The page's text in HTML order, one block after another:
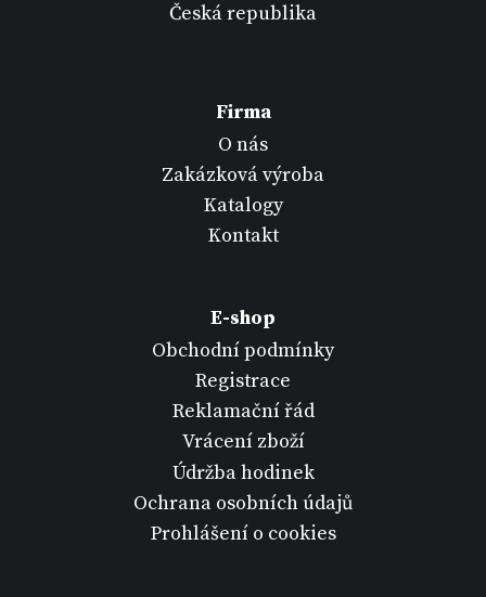
Česká republika
Firma
O nás
Zakázková výroba
Katalogy
Kontakt
E-shop
Obchodní podmínky
Registrace
Reklamační řád
Vrácení zboží
Údržba hodinek
Ochrana osobních údajů
Prohlášení o cookies